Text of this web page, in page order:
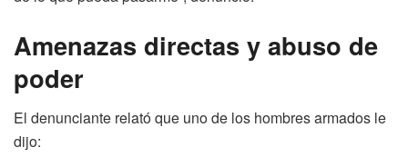
Amenazas directas y abuso de
poder
El denunciante relató que uno de los hombres armados le
dijo: